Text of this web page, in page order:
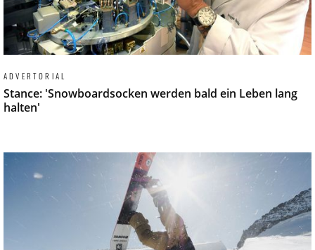
ADVERTORIAL
Stance: 'Snowboardsocken werden bald ein Leben lang
halten'